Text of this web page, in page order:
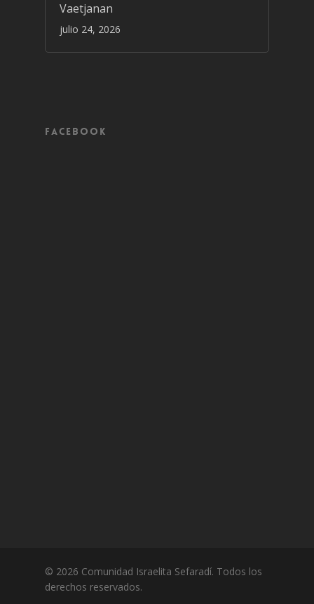
Vaetjanan
julio 24, 2026
Facebook
© 2026 Comunidad Israelita Sefaradí. Todos los
derechos reservados.